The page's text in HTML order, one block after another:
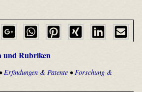
und Rubriken
Erfindungen & Patente•Forschung &